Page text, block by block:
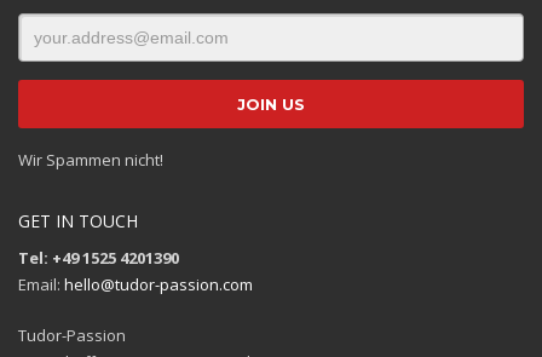
Wir Spammen nicht!
GET IN TOUCH
Tel: +49 1525 4201390
Email: hello@tudor-passion.com
Tudor-Passion